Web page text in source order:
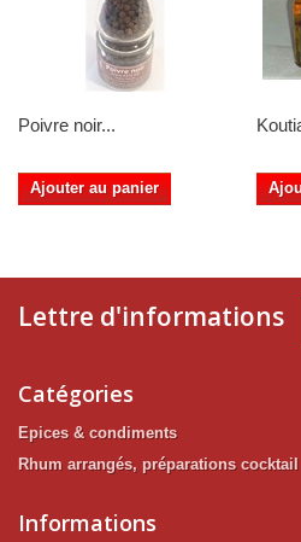
Poivre noir...
Ajouter au panier
Lettre d'informations
Catégories
Epices & condiments
Rhum arrangés, préparations cocktail
Informations